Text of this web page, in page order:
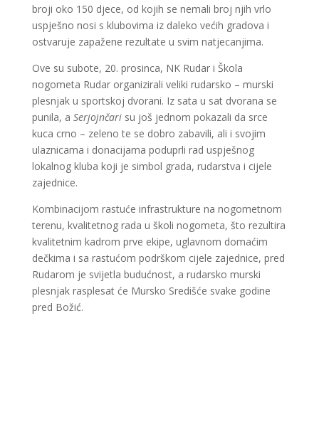
broji oko 150 djece, od kojih se nemali broj njih vrlo
uspješno nosi s klubovima iz daleko većih gradova i
ostvaruje zapažene rezultate u svim natjecanjima.
Ove su subote, 20. prosinca, NK Rudar i Škola
nogometa Rudar organizirali veliki rudarsko – murski
plesnjak u sportskoj dvorani. Iz sata u sat dvorana se
punila, a Serjojnčarisu još jednom pokazali da srce
kuca crno – zeleno te se dobro zabavili, ali i svojim
ulaznicama i donacijama poduprli rad uspješnog
lokalnog kluba koji je simbol grada, rudarstva i cijele
zajednice.
Kombinacijom rastuće infrastrukture na nogometnom
terenu, kvalitetnog rada u školi nogometa, što rezultira
kvalitetnim kadrom prve ekipe, uglavnom domaćim
dečkima i sa rastućom podrškom cijele zajednice, pred
Rudarom je svijetla budućnost, a rudarsko murski
plesnjak rasplesat će Mursko Središće svake godine
pred Božić.